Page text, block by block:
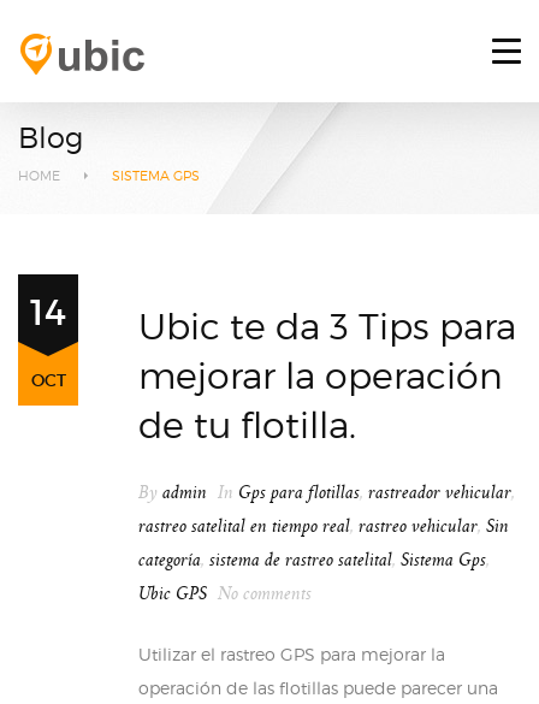
RETOS
PLATAFORMA GPS
CONTACTO
INICIAR SESIÓN
Blog
HOME SISTEMA GPS
14
OCT
Ubic te da 3 Tips para
mejorar la operación
de tu flotilla.
By admin In Gps para flotillas, rastreador vehicular,
rastreo satelital en tiempo real, rastreo vehicular, Sin
categoría, sistema de rastreo satelital, Sistema Gps,
Ubic GPS No comments
Utilizar el rastreo GPS para mejorar la
operación de las flotillas puede parecer una